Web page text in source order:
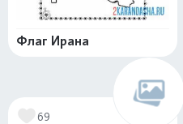
Флаг Ирана
69